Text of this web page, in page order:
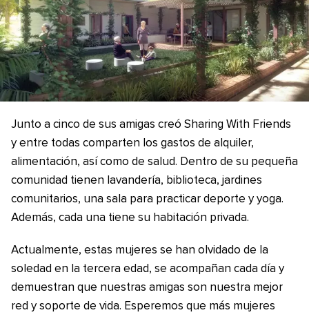
Junto a cinco de sus amigas creó Sharing With Friends
y entre todas comparten los gastos de alquiler,
alimentación, así como de salud. Dentro de su pequeña
comunidad tienen lavandería, biblioteca, jardines
comunitarios, una sala para practicar deporte y yoga.
Además, cada una tiene su habitación privada.
Actualmente, estas mujeres se han olvidado de la
soledad en la tercera edad, se acompañan cada día y
demuestran que nuestras amigas son nuestra mejor
red y soporte de vida. Esperemos que más mujeres